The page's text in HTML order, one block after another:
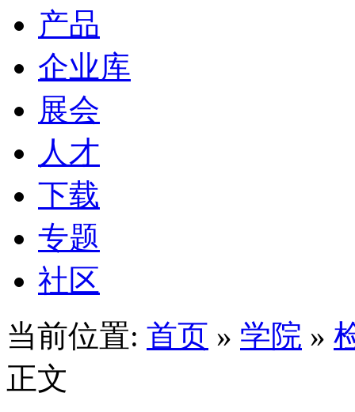
产品
企业库
展会
人才
下载
专题
社区
当前位置: 首页 » 学院 »
正文